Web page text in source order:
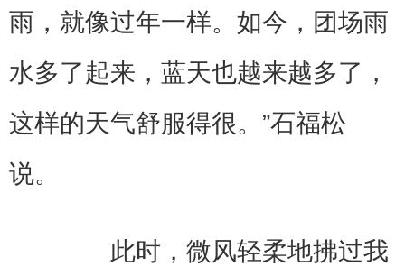
雨，就像过年一样。如今，团场雨
水多了起来，蓝天也越来越多了，
这样的天气舒服得很。”石福松
说。
此时，微风轻柔地拂过我